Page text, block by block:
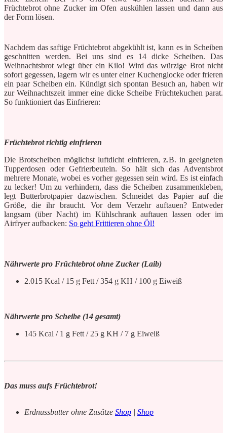
Früchtebrot ohne Zucker im Ofen auskühlen lassen und dann aus
der Form lösen.
Nachdem das saftige Früchtebrot abgekühlt ist, kann es in Scheiben
geschnitten werden. Bei uns sind es 14 dicke Scheiben. Das
Weihnachtsbrot wiegt über ein Kilo! Wird das würzige Brot nicht
sofort gegessen, lagern wir es unter einer Kuchenglocke oder frieren
ein paar Scheiben ein. Kündigt sich spontan Besuch an, haben wir
zur Weihnachtszeit immer eine dicke Scheibe Früchtekuchen parat.
So funktioniert das Einfrieren:
Früchtebrot richtig einfrieren
Die Brotscheiben möglichst luftdicht einfrieren, z.B. in geeigneten
Tupperdosen oder Gefrierbeuteln. So hält sich das Adventsbrot
mehrere Monate, wobei es vorher gegessen sein wird. Es ist einfach
zu lecker! Um zu verhindern, dass die Scheiben zusammenkleben,
legt Butterbrotpapier dazwischen. Schneidet das Papier auf die
Größe, die ihr braucht. Vor dem Verzehr auftauen? Entweder
langsam (über Nacht) im Kühlschrank auftauen lassen oder im
Airfryer aufbacken: So geht Frittieren ohne Öl!
Nährwerte pro Früchtebrot ohne Zucker (Laib)
2.015 Kcal / 15 g Fett / 354 g KH / 100 g Eiweiß
Nährwerte pro Scheibe (14 gesamt)
145 Kcal / 1 g Fett / 25 g KH / 7 g Eiweiß
Das muss aufs Früchtebrot!
Erdnussbutter ohne Zusätze Shop | Shop